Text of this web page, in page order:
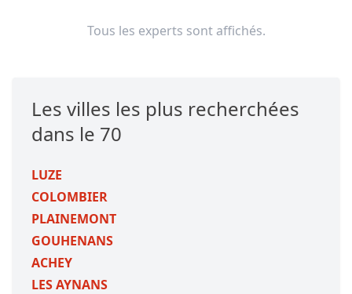
Tous les experts sont affichés.
Les villes les plus recherchées
dans le 70
LUZE
COLOMBIER
PLAINEMONT
GOUHENANS
ACHEY
LES AYNANS